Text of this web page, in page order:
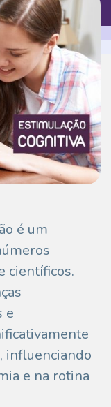
é um
científicos.
e
influenciando
e na rotina